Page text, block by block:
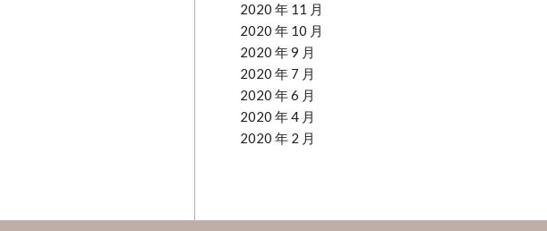
2020 年 11 月
2020 年 10 月
2020 年 9 月
2020 年 7 月
2020 年 6 月
2020 年 4 月
2020 年 2 月